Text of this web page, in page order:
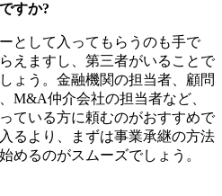
すか?
として入ってもらうのも手で
えますし、第三者がいることで
ょう。金融機関の担当者、顧問
M&A仲介会社の担当者など、
ている方に頼むのがおすすめで
るより、まずは事業承継の方法
めるのがスムーズでしょう。